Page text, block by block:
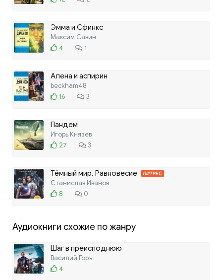
Эмма и Сфинкс
Максим Савин
4
1
Алена и аспирин
beckham48
16
3
Пандем
Игорь Князев
27
3
Тёмный мир. Равновесие ЛИТРЕС
Станислав Иванов
8
0
Аудиокниги схожие по жанру
Шаг в преисподнюю
Василий Горъ
4